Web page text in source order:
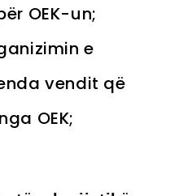
OEK-un;
e
vendit që
OEK;